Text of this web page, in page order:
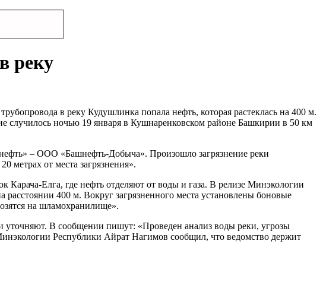
реку
в реку Кудушлинка попала нефть, которая растеклась на 400 м.
случилось ночью 19 января в Кушнаренковском районе Башкирии в 50 км
– ООО «Башнефть-Добыча». Произошло загрязнение реки
метрах от места загрязнения».
Елга, где нефть отделяют от воды и газа. В релизе Минэкологии
400 м. Вокруг загрязненного места установлены боновые
на шламохранилище».
уточняют. В сообщении пишут: «Проведен анализ воды реки, угрозы
Республики Айрат Нагимов сообщил, что ведомство держит